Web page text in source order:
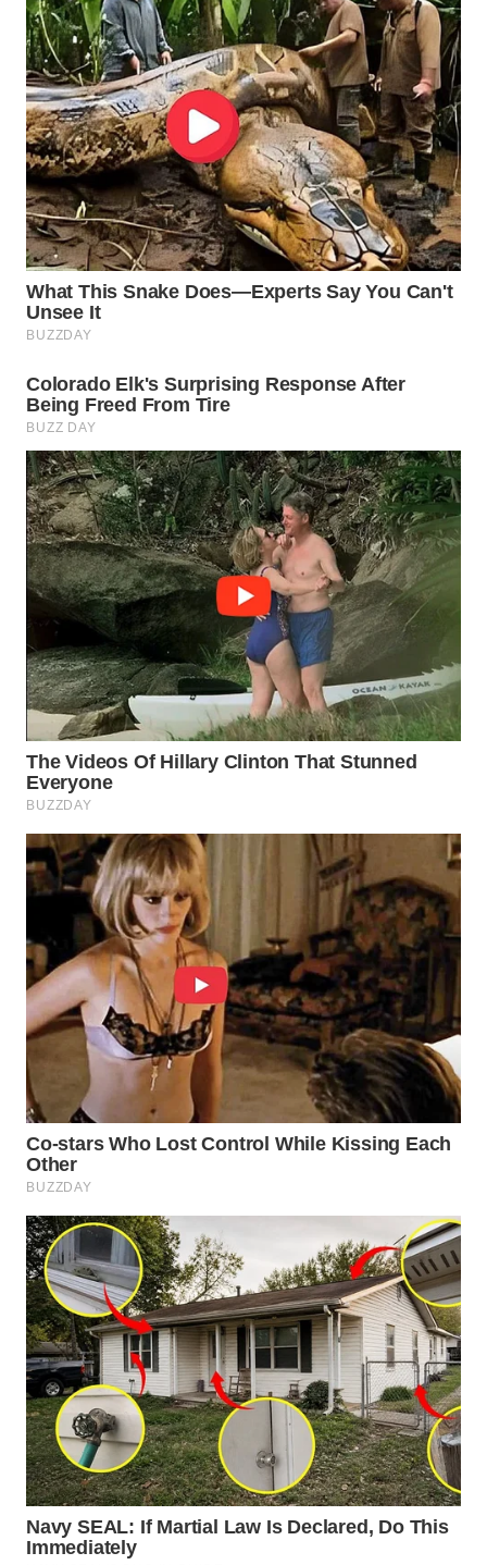
SUMEDANG
WN
CIANJUR
WN
KEPULAUAN
SERIBU
WN
TANGERANG
WN
WN
CIREBON
WN
INDRAMAYU
WN
KUNINGAN
WN
MAJALENGKA
WN
SUBANG
SUKABUMI
WN
PURWAKARTA
WN
PRIANGAN
TIMUR
WN
SEMARANG
WN
SOLO
WN
BOROBUDUR
WN
MADURA
WN
SURABAYA
WN
NATUNA